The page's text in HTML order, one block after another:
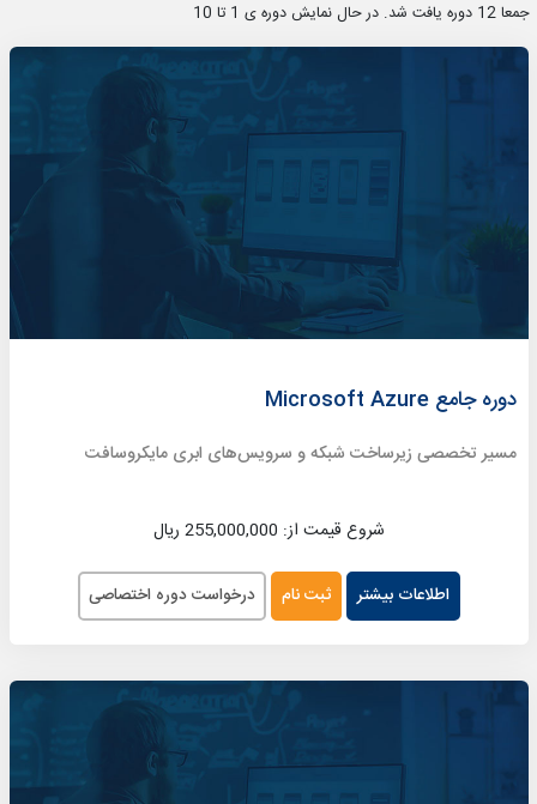
جمعا 12 دوره یافت شد. در حال نمایش دوره ی 1 تا 10
دوره جامع Microsoft Azure
مسیر تخصصی زیرساخت شبکه و سرویس‌های ابری مایکروسافت
شروع قیمت از: 255,000,000 ریال
اطلاعات بیشتر ثبت نام درخواست دوره اختصاصی